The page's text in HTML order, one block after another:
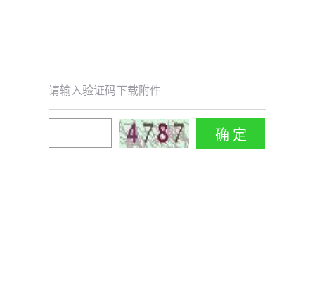
请输入验证码下载附件